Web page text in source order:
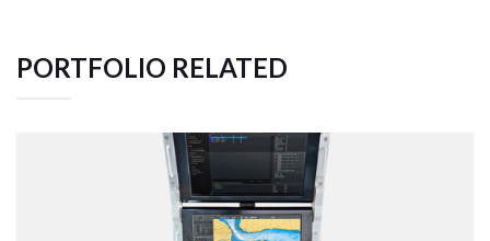
PORTFOLIO RELATED
TACTICAL TEAM TRAINER – NAVAL